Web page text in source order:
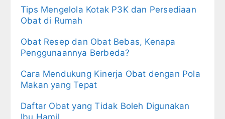
Tips Mengelola Kotak P3K dan Persediaan
Obat di Rumah
Obat Resep dan Obat Bebas, Kenapa
Penggunaannya Berbeda?
Cara Mendukung Kinerja Obat dengan Pola
Makan yang Tepat
Daftar Obat yang Tidak Boleh Digunakan